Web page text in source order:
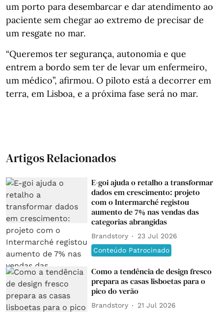
um porto para desembarcar e dar atendimento ao
paciente sem chegar ao extremo de precisar de
um resgate no mar.
“Queremos ter segurança, autonomia e que
entrem a bordo sem ter de levar um enfermeiro,
um médico”, afirmou. O piloto está a decorrer em
terra, em Lisboa, e a próxima fase será no mar.
Artigos Relacionados
E-goi ajuda o retalho a transformar
dados em crescimento: projeto
com o Intermarché registou
aumento de 7% nas vendas das
categorias abrangidas
Brandstory
23 Jul 2026
Conteúdo Patrocinado
Como a tendência de design fresco
prepara as casas lisboetas para o
pico do verão
Brandstory 21 Jul 2026